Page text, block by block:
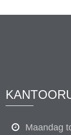
Maandag